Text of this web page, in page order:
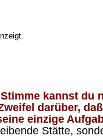
kannst du
darüber,
einzige
Stätte,